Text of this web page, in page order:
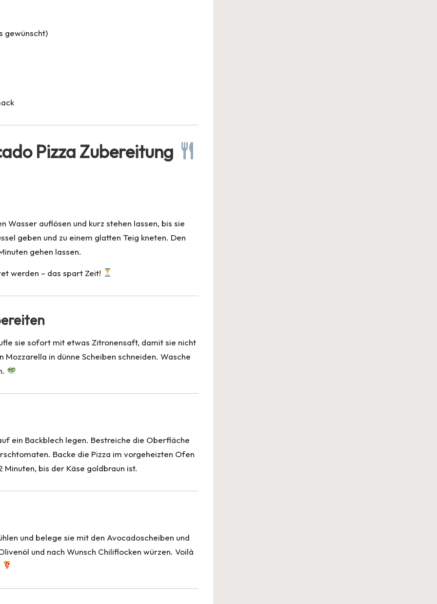
gewünscht)
Pizza Zubereitung
auflösen und kurz stehen lassen, bis sie
geben und zu einem glatten Teig kneten. Den
gehen lassen.
werden – das spart Zeit!
sie sofort mit etwas Zitronensaft, damit sie nicht
in dünne Scheiben schneiden. Wasche
ein Backblech legen. Bestreiche die Oberfläche
Backe die Pizza im vorgeheizten Ofen
bis der Käse goldbraun ist.
und belege sie mit den Avocadoscheiben und
und nach Wunsch Chiliflocken würzen. Voilà